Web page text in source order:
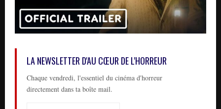
LA NEWSLETTER D'AU CŒUR DE L'HORREUR
Chaque vendredi, l'essentiel du cinéma d'horreur
directement dans ta boîte mail.